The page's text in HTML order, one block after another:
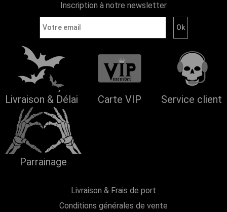
Inscription à notre newsletter
Livraison & Délai Carte VIP Service client
Parrainage
Livraison & Frais de port
Conditions générales de vente